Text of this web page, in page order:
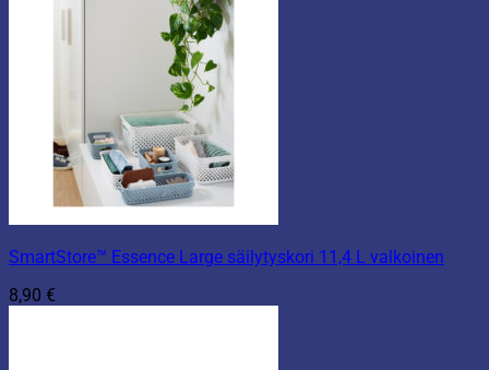
SmartStore™ Essence Large säilytyskori 11,4 L valkoinen
8,90 €